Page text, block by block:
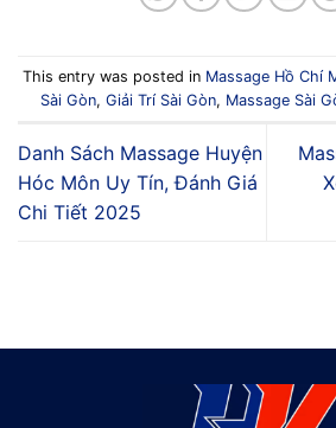
This entry was posted in Massage Hồ Chí
Sài Gòn, Giải Trí Sài Gòn, Massage Sài
Danh Sách Massage Huyện
Hóc Môn Uy Tín, Đánh Giá
Chi Tiết 2025